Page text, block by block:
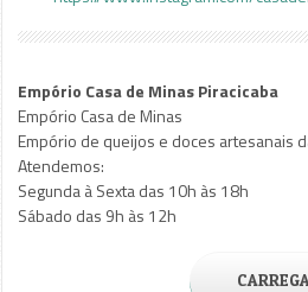
Empório Casa de Minas Piracicaba
Empório Casa de Minas
Empório de queijos e doces artesanais
Atendemos:
Segunda à Sexta das 10h às 18h
Sábado das 9h às 12h